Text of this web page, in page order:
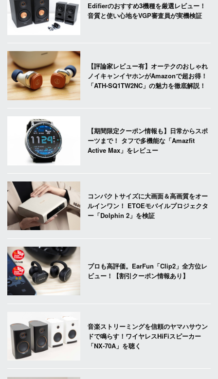
Edifierのおすすめ3機種を厳選レビュー！
音質と使い心地をVGP審査員が実機検証
【評論家レビュー有】オーテクのおしゃれ
ノイキャンイヤホンがAmazonで超お得！
「ATH-SQ1TW2NC」の魅力を徹底解説！
【期間限定クーポン情報も】日常からスポ
ーツまで！ タフで多機能な「Amazfit
Active Max」をレビュー
コンパクトサイズに大画面＆高画質をオー
ルインワン！ ETOEモバイルプロジェクタ
ー「Dolphin 2」を検証
プロも高評価。EarFun「Clip2」全方位レ
ビュー！【割引クーポン情報あり】
音楽ストリーミングを信頼のヤマハサウン
ドで鳴らす！ワイヤレスHiFiスピーカー
「NX-70A」を聴く